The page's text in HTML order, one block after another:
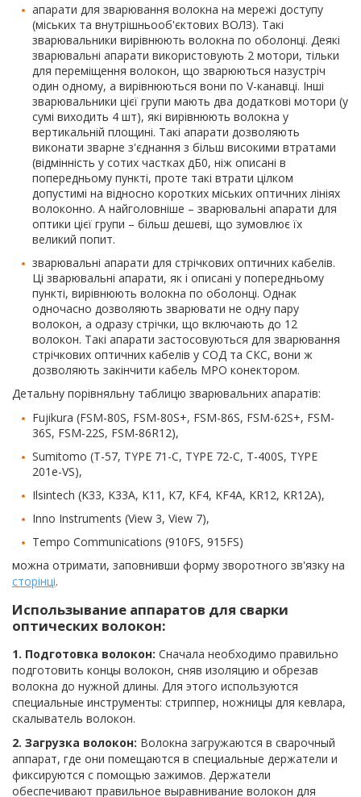
апарати для зварювання волокна на мережі доступу
(міських та внутрішньооб'єктових ВОЛЗ). Такі
зварювальники вирівнюють волокна по оболонці. Деякі
зварювальні апарати використовують 2 мотори, тільки
для переміщення волокон, що зварюються назустріч
один одному, а вирівнюються вони по V-канавці. Інші
зварювальники цієї групи мають два додаткові мотори (у
сумі виходить 4 шт), які вирівнюють волокна у
вертикальній площині. Такі апарати дозволяють
виконати зварне з'єднання з більш високими втратами
(відмінність у сотих частках дБ0, ніж описані в
попередньому пункті, проте такі втрати цілком
допустимі на відносно коротких міських оптичних лініях
волоконно. А найголовніше – зварювальні апарати для
оптики цієї групи – більш дешеві, що зумовлює їх
великий попит.
зварювальні апарати для стрічкових оптичних кабелів.
Ці зварювальні апарати, як і описані у попередньому
пункті, вирівнюють волокна по оболонці. Однак
одночасно дозволяють зварювати не одну пару
волокон, а одразу стрічки, що включають до 12
волокон. Такі апарати застосовуються для зварювання
стрічкових оптичних кабелів у СОД та СКС, вони ж
дозволяють закінчити кабель MPO конектором.
Детальну порівняльну таблицю зварювальних апаратів:
Fujikura (FSM-80S, FSM-80S+, FSM-86S, FSM-62S+, FSM-
36S, FSM-22S, FSM-86R12),
Sumitomo (T-57, TYPE 71-C, TYPE 72-C, T-400S, TYPE
201e-VS),
Ilsintech (K33, K33A, K11, K7, KF4, KF4A, KR12, KR12A),
Inno Instruments (View 3, View 7),
Tempo Communications (910FS, 915FS)
можна отримати, заповнивши форму зворотного зв'язку на
сторінці.
Использывание аппаратов для сварки
оптических волокон:
1. Подготовка волокон: Сначала необходимо правильно
подготовить концы волокон, сняв изоляцию и обрезав
волокна до нужной длины. Для этого используются
специальные инструменты: стриппер, ножницы для кевлара,
скалыватель волокон.
2. Загрузка волокон: Волокна загружаются в сварочный
аппарат, где они помещаются в специальные держатели и
фиксируются с помощью зажимов. Держатели
обеспечивают правильное выравнивание волокон для